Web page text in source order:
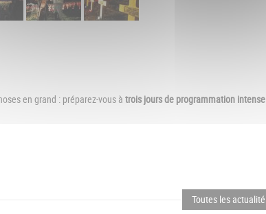
en grand : préparez-vous à trois jours de programmation
Toutes les